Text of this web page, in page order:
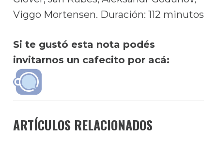
Viggo Mortensen. Duración: 112 minutos
Si te gustó esta nota podés
invitarnos un cafecito por acá:
ARTÍCULOS RELACIONADOS